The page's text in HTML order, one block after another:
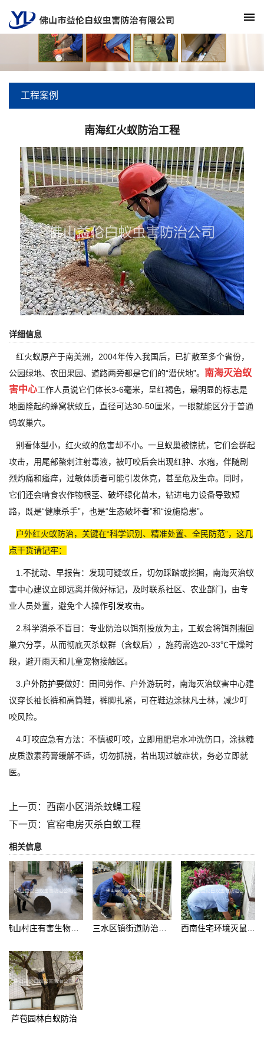
工程案例
南海红火蚁防治工程
详细信息
红火蚁原产于南美洲，2004年传入我国后，已扩散至多个省份，
公园绿地、农田果园、道路两旁都是它们的“潜伏地”。 南海灭治蚁
害中心工作人员说它们体长3-6毫米，呈红褐色，最明显的标志是
地面隆起的蜂窝状蚁丘，直径可达30-50厘米，一眼就能区分于普通
蚂蚁巢穴。
别看体型小，红火蚁的危害却不小。一旦蚁巢被惊扰，它们会群起
攻击，用尾部螯刺注射毒液，被叮咬后会出现红肿、水疱，伴随剧
烈灼痛和瘙痒，过敏体质者可能引发休克，甚至危及生命。同时，
它们还会啃食农作物根茎、破坏绿化苗木，钻进电力设备导致短
路，既是“健康杀手”，也是“生态破坏者”和“设施隐患”。
户外红火蚁防治，关键在“科学识别、精准处置、全民防范”，这几
点干货请记牢：
1.不扰动、早报告：发现可疑蚁丘，切勿踩踏或挖掘，南海灭治蚁
害中心建议立即远离并做好标记，及时联系社区、农业部门，由专
业人员处置，避免个人操作引发攻击。
2.科学消杀不盲目：专业防治以饵剂投放为主，工蚁会将饵剂搬回
巢穴分享，从而彻底灭杀蚁群（含蚁后），施药需选20-33℃干燥时
段，避开雨天和儿童宠物接触区。
3. 户外防护要做好：田间劳作、户外游玩时，南海灭治蚁害中心建
议穿长袖长裤和高筒鞋，裤脚扎紧，可在鞋边涂抹凡士林，减少叮
咬风险。
4.叮咬应急有方法：不慎被叮咬，立即用肥皂水冲洗伤口，涂抹糖
皮质激素药膏缓解不适，切勿抓挠，若出现过敏症状，务必立即就
医。
上一页： 西南小区消杀蚊蝇工程
下一页： 官窑电房灭杀白蚁工程
相关信息
芦苞园林白蚁防治